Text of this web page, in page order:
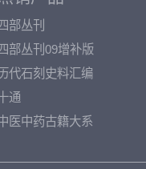
部丛刊
部丛刊09增补版
代石刻史料汇编
通
医中药古籍大系